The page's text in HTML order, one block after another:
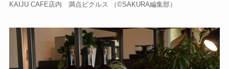
KAIJU CAFE店内 満点ピクルス （©️SAKURA編集部）